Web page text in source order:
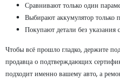
Сравнивают только один
Выбирают аккумулятор только
Покупают детали без указания
Чтобы всё прошло гладко, держите
продавца о подтверждающих
подходит именно вашему авто, а